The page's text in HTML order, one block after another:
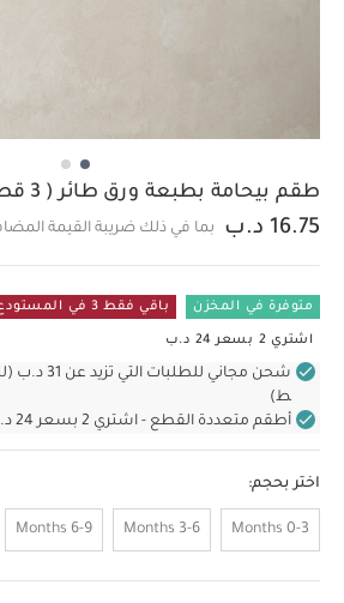
طقم بيحامة بطبعة ورق طائر ( 3 قطع)
16.75 د.ب بما في ذلك ضريبة القيمة
متوفرة في المخزن باقي فقط 3 في المستودع
اشتري 2 بسعر 24 د.ب
شحن مجاني
ط)
أطقم متعددة القطع - اشتري 2 بسعر 24 د.ب
اختر بحجم:
0-3 Months
3-6 Months
6-9 Months